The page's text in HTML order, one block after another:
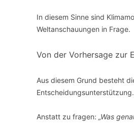
In diesem Sinne sind
Weltanschauungen in Frage.
Von der Vorhersage zur
Aus diesem Grund besteht
Entscheidungsunterstützung.
Anstatt zu fragen: „Was